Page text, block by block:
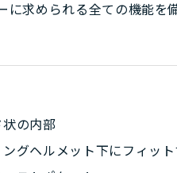
に求められる全ての機能を
の内部
グヘルメット下にフィッ